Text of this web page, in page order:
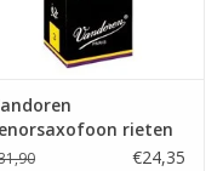
rieten
€24,35